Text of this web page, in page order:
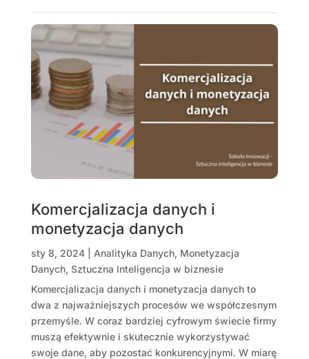
Komercjalizacja danych i
monetyzacja danych
sty 8, 2024| Analityka Danych, Monetyzacja
Danych, Sztuczna Inteligencja w biznesie
Komercjalizacja danych i monetyzacja danych to
dwa z najważniejszych procesów we współczesnym
przemyśle. W coraz bardziej cyfrowym świecie firmy
muszą efektywnie i skutecznie wykorzystywać
swoje dane, aby pozostać konkurencyjnymi. W miarę